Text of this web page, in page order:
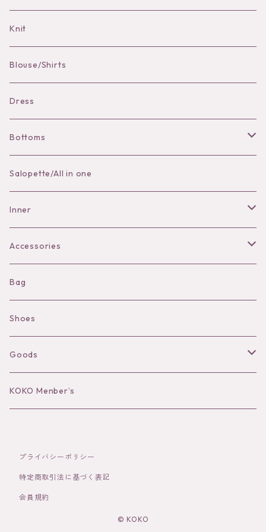
Knit
Blouse/Shirts
Dress
Bottoms
Skirt
Pants
Salopette/All in one
Inner
Bra
Shorts
Camisole
Long sleeve
Accessories
Necklace
Pierce/Earring
Ear Cuff
Bracelet／Bangle
Brooch
Hair Accessories
Bag
Shoes
Goods
Hat
Socks
KOKO Menber’s
プライバシーポリシー
特定商取引法に基づく表記
会員規約
© KOKO